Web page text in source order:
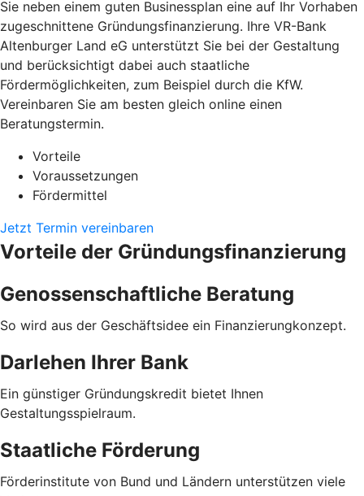
Sie neben einem guten Businessplan eine auf Ihr Vorhaben
zugeschnittene Gründungsfinanzierung. Ihre VR-Bank
Altenburger Land eG unterstützt Sie bei der Gestaltung
und berücksichtigt dabei auch staatliche
Fördermöglichkeiten, zum Beispiel durch die KfW.
Vereinbaren Sie am besten gleich online einen
Beratungstermin.
Vorteile
Voraussetzungen
Fördermittel
Jetzt Termin vereinbaren
Vorteile der Gründungsfinanzierung
Genossenschaftliche Beratung
So wird aus der Geschäftsidee ein Finanzierungkonzept.
Darlehen Ihrer Bank
Ein günstiger Gründungskredit bietet Ihnen
Gestaltungsspielraum.
Staatliche Förderung
Förderinstitute von Bund und Ländern unterstützen viele